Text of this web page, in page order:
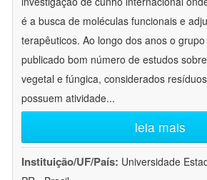
é a busca de moléculas funcionais e
terapêuticos. Ao longo dos anos o
publicado bom número de estudos
vegetal e fúngica, considerados
possuem atividade...
leia mais
Instituição/UF/País: Universidade